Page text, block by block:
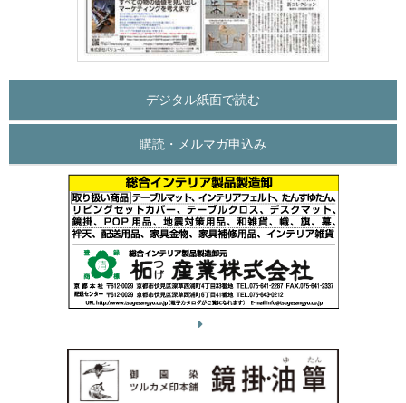
デジタル紙面で読む
購読・メルマガ申込み